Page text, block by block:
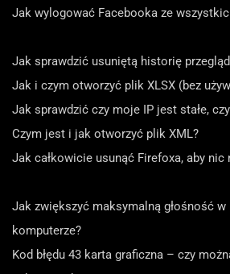
Jak wylogować Facebooka ze
Jak sprawdzić usuniętą historię
Jak i czym otworzyć plik XLSX (bez
Jak sprawdzić czy moje IP jest stałe,
Czym jest i jak otworzyć plik XML?
Jak całkowicie usunąć Firefoxa, aby nic
Jak zwiększyć maksymalną głośność
komputerze?
Kod błędu 43 karta graficzna – czy